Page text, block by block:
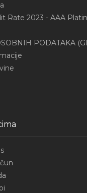
Rate 2023 - AAA
PODATAKA